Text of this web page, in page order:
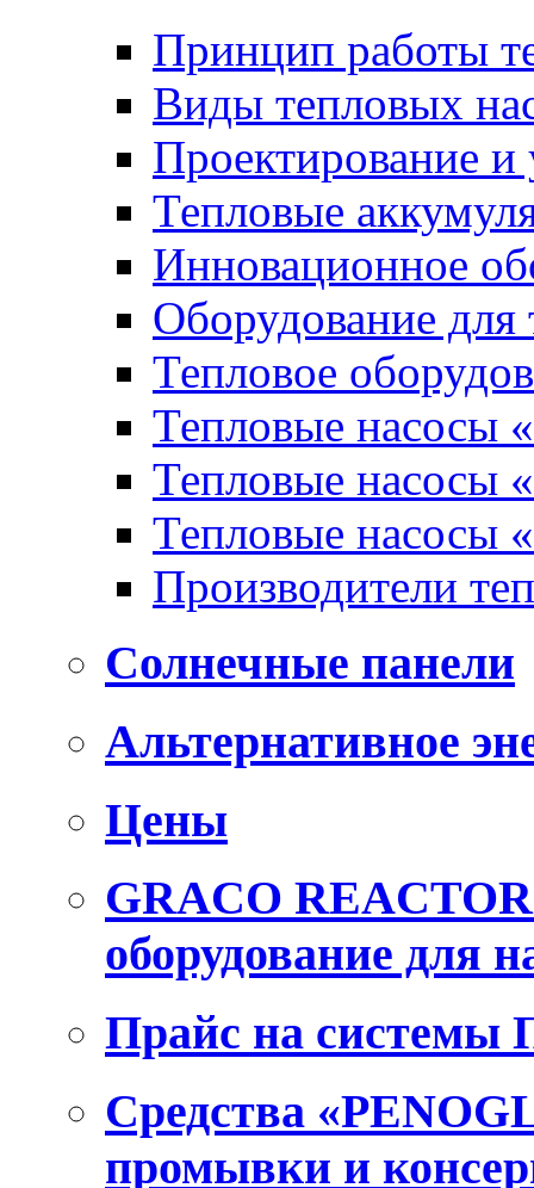
Принцип работы
Виды тепловых
Проектирование и
Тепловые
Инновационное
Оборудование для
Тепловое
Тепловые насосы
Тепловые насосы
Тепловые насосы
Производители
Солнечные панели
Альтернативное
Цены
GRACO
оборудование для
Прайс на
Средства
промывки и